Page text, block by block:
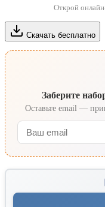
Открой
Скачать бесплатно
Заберите
Оставьте email —